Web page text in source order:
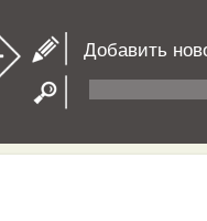
Добавить